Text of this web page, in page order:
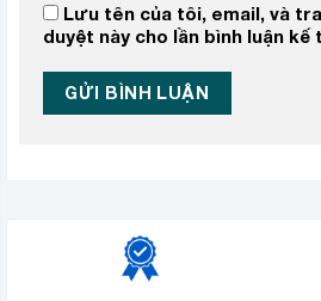
Lưu tên của tôi, email, và
duyệt này cho lần bình luận kế